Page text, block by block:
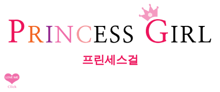
프린세스걸